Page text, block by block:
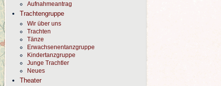
Aufnahmeantrag
Trachtengruppe
Wir über uns
Trachten
Tänze
Erwachsenentanzgruppe
Kindertanzgruppe
Junge Trachtler
Neues
Theater